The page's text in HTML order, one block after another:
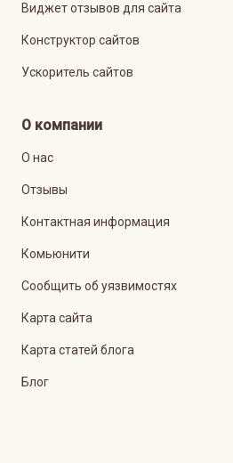
Виджет отзывов для сайта
Конструктор сайтов
Ускоритель сайтов
О компании
О нас
Отзывы
Контактная информация
Комьюнити
Сообщить об уязвимостях
Карта сайта
Карта статей блога
Блог